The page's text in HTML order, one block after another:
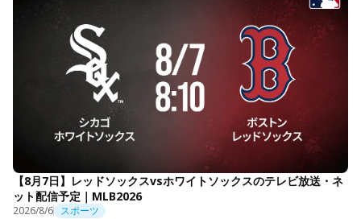
【8月7日】レッドソックスvsホワイトソックスのテレビ放送・ネ
ット配信予定｜MLB2026
2026/8/6 スポーツ